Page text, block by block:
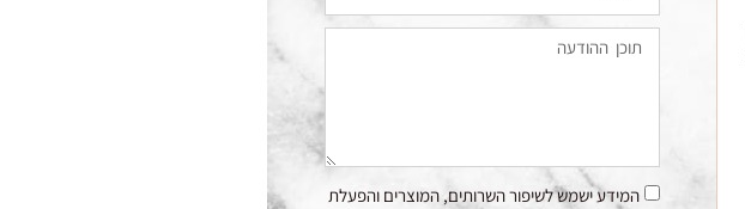
המידע ישמש לשיפור השרותים, המוצרים והפעלת